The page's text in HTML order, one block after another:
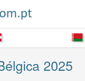
2025